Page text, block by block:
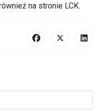
ównież na stronie LCK.